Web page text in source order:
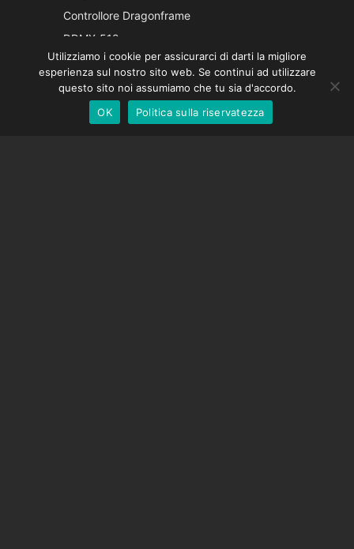
Controllore Dragonframe
DDMX-512
DMC-32
Cappuccio di correzione EOS LV
Utilizziamo i cookie per assicurarci di darti la migliore
esperienza sul nostro sito web. Se continui ad utilizzare
questo sito noi assumiamo che tu sia d'accordo.
OK
Politica sulla riservatezzaItalian
English
German